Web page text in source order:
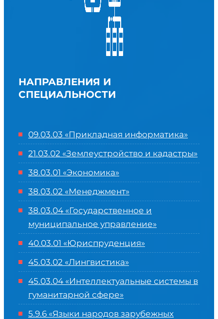
НАПРАВЛЕНИЯ И
СПЕЦИАЛЬНОСТИ
09.03.03 «Прикладная информатика»
21.03.02 «Землеустройство и кадастры»
38.03.01 «Экономика»
38.03.02 «Менеджмент»
38.03.04 «Государственное и
муниципальное управление»
40.03.01 «Юриспруденция»
45.03.02 «Лингвистика»
45.03.04 «Интеллектуальные системы в
гуманитарной сфере»
5.9.6 «Языки народов зарубежных